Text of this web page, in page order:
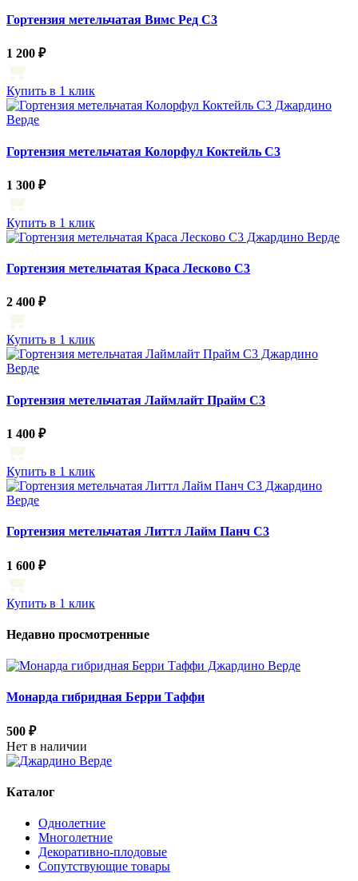
Гортензия метельчатая Вимс Ред С3
1 200 ₽
Купить в 1 клик
Гортензия метельчатая Колорфул Коктейль С3
1 300 ₽
Купить в 1 клик
Гортензия метельчатая Краса Лесково С3
2 400 ₽
Купить в 1 клик
Гортензия метельчатая Лаймлайт Прайм С3
1 400 ₽
Купить в 1 клик
Гортензия метельчатая Литтл Лайм Панч С3
1 600 ₽
Купить в 1 клик
Недавно просмотренные
Монарда гибридная Берри Таффи
500 ₽
Нет в наличии
Каталог
Однолетние
Многолетние
Декоративно-плодовые
Сопутствующие товары